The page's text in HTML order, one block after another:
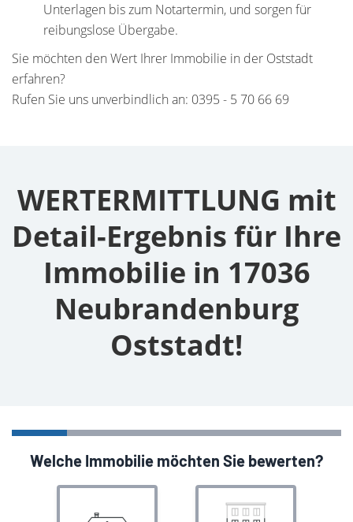
Unterlagen bis zum Notartermin, und sorgen für
reibungslose Übergabe.
Sie möchten den Wert Ihrer Immobilie in der Oststadt
erfahren?
Rufen Sie uns unverbindlich an: 0395 - 5 70 66 69
WERTERMITTLUNG mit
Detail-Ergebnis für Ihre
Immobilie in 17036
Neubrandenburg
Oststadt!